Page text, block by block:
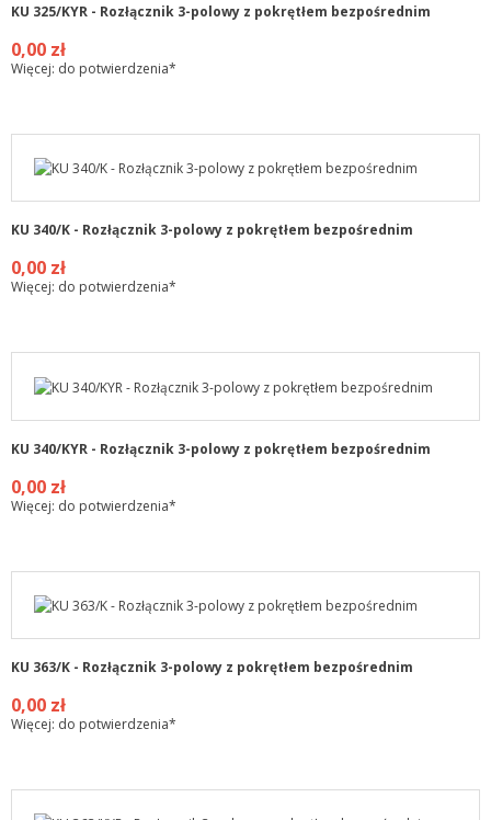
KU 325/KYR - Rozłącznik 3-polowy z pokrętłem bezpośrednim
0,00 zł
Więcej: do potwierdzenia*
KU 340/K - Rozłącznik 3-polowy z pokrętłem bezpośrednim
0,00 zł
Więcej: do potwierdzenia*
KU 340/KYR - Rozłącznik 3-polowy z pokrętłem bezpośrednim
0,00 zł
Więcej: do potwierdzenia*
KU 363/K - Rozłącznik 3-polowy z pokrętłem bezpośrednim
0,00 zł
Więcej: do potwierdzenia*